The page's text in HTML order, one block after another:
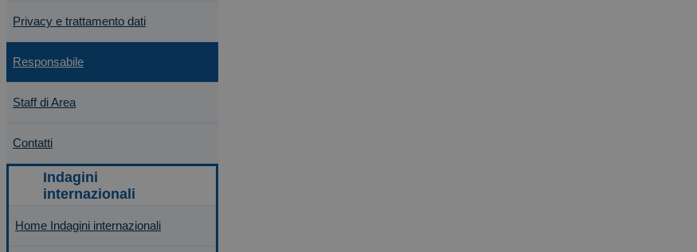
Privacy e trattamento dati
Responsabile
Staff di Area
Contatti
Home Indagini internazionali